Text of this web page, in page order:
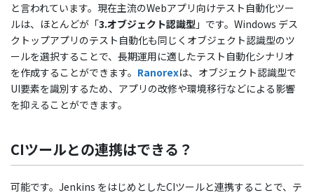
と言われています。現在主流のWebアプリ向けテスト自動化ツー
ルは、ほとんどが「3.オブジェクト認識型 」です。Windows デス
クトップアプリのテスト自動化も同じくオブジェクト認識型のツ
ールを選択することで、長期運用に適したテスト自動化シナリオ
を作成することができます。 Ranorexは、オブジェクト認識型で
UI要素を識別するため、アプリの改修や環境移行などによる影響
を抑えることができます。
CIツールとの連携はできる？
可能です。Jenkins をはじめとしたCIツールと連携することで、テ